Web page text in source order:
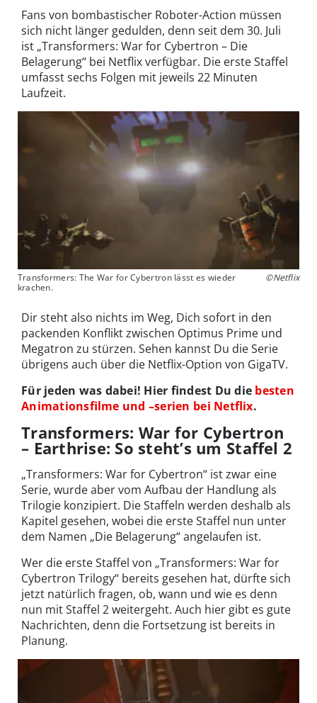
Fans von bombastischer Roboter-Action müssen
sich nicht länger gedulden, denn seit dem 30. Juli
ist „Transformers: War for Cybertron – Die
Belagerung“ bei Netflix verfügbar. Die erste Staffel
umfasst sechs Folgen mit jeweils 22 Minuten
Laufzeit.
Transformers: The War for Cybertron lässt es wieder
krachen.
©Netflix
Dir steht also nichts im Weg, Dich sofort in den
packenden Konflikt zwischen Optimus Prime und
Megatron zu stürzen. Sehen kannst Du die Serie
übrigens auch über die Netflix-Option von GigaTV.
Für jeden was dabei! Hier findest Du die besten
Animationsfilme und –serien bei Netflix.
Transformers: War for Cybertron
– Earthrise: So steht’s um Staffel 2
„Transformers: War for Cybertron“ ist zwar eine
Serie, wurde aber vom Aufbau der Handlung als
Trilogie konzipiert. Die Staffeln werden deshalb als
Kapitel gesehen, wobei die erste Staffel nun unter
dem Namen „Die Belagerung“ angelaufen ist.
Wer die erste Staffel von „Transformers: War for
Cybertron Trilogy“ bereits gesehen hat, dürfte sich
jetzt natürlich fragen, ob, wann und wie es denn
nun mit Staffel 2 weitergeht. Auch hier gibt es gute
Nachrichten, denn die Fortsetzung ist bereits in
Planung.